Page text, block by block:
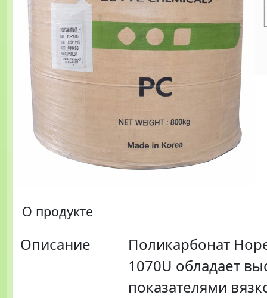
О продукте
Описание
Поликарбонат
1070U обладает
показателями